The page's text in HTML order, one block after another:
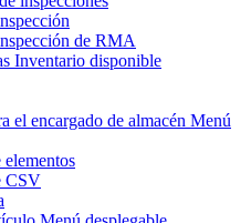
de RMA
Inventario disponible
el encargado de almacén Menú
elementos
CSV